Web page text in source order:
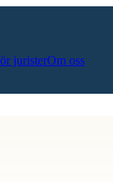
juristerOm oss